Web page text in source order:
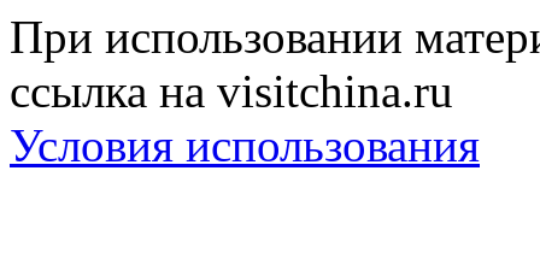
При использовании
ссылка на visitchina.ru
Условия использования